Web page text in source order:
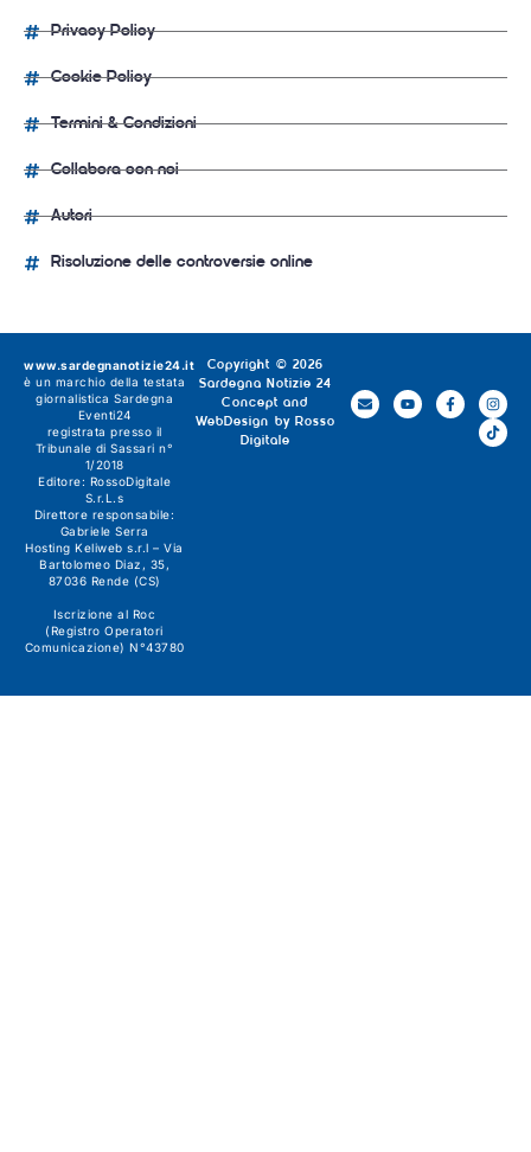
Privacy Policy
Cookie Policy
Termini & Condizioni
Collabora con noi
Autori
Risoluzione delle controversie online
Copyright © 2026
Sardegna Notizie 24
Concept and
WebDesign by Rosso
Digitale
www.sardegnanotizie24.it
è un marchio della testata
giornalistica Sardegna
Eventi24
registrata presso il
Tribunale di Sassari n°
1/2018
Editore: RossoDigitale
S.r.L.s
Direttore responsabile:
Gabriele Serra
Hosting Keliweb s.r.l – Via
Bartolomeo Diaz, 35,
87036 Rende (CS)
Iscrizione al Roc
(Registro Operatori
Comunicazione) N°43780